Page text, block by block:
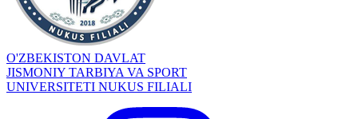
O'ZBEKISTON DAVLAT
JISMONIY TARBIYA VA SPORT
UNIVERSITETI NUKUS FILIALI